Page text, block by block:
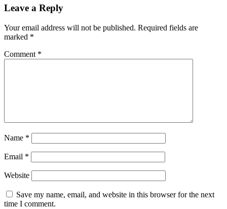
Leave a Reply
Your email address will not be published. Required fields are
marked *
Comment *
Name *
Email *
Website
Save my name, email, and website in this browser for the next
time I comment.